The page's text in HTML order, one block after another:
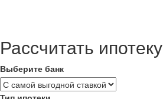
Рассчитать ипотеку
Выберите банк